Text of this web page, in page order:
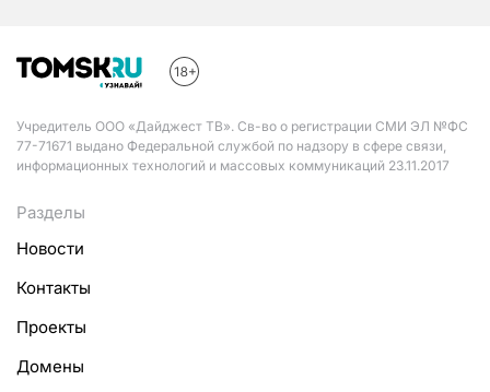
Учредитель ООО «Дайджест ТВ». Св-во о регистрации СМИ ЭЛ №ФС
77-71671 выдано Федеральной службой по надзору в сфере связи,
информационных технологий и массовых коммуникаций 23.11.2017
Разделы
Новости
Контакты
Проекты
Домены